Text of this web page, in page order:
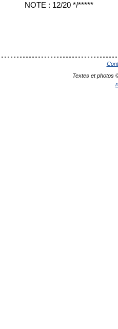
NOTE : 12/20 */*****
Textes et photos